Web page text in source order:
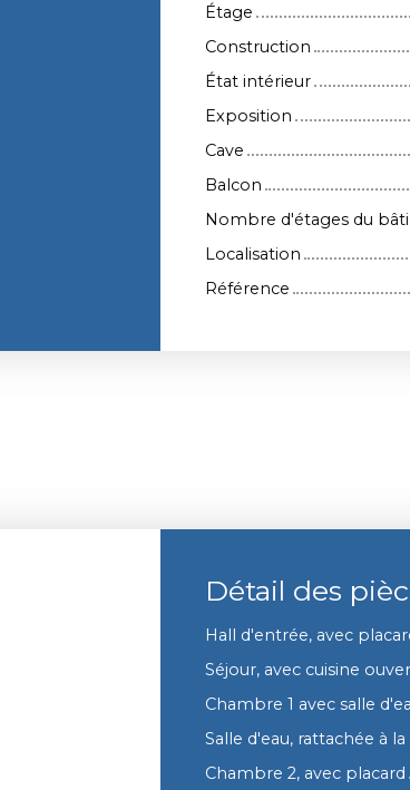
Étage
Construction
État intérieur
Exposition
Cave
Balcon
Nombre d'étages du
Localisation
Référence
Détail des
Hall d'entrée, avec
Séjour, avec cuisine
Chambre 1 avec salle
Salle d'eau, rattachée à
Chambre 2, avec placard